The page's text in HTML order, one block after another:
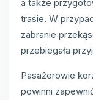
a także
trasie. W
zabranie
przebiegała
Pasażerowie
powinni